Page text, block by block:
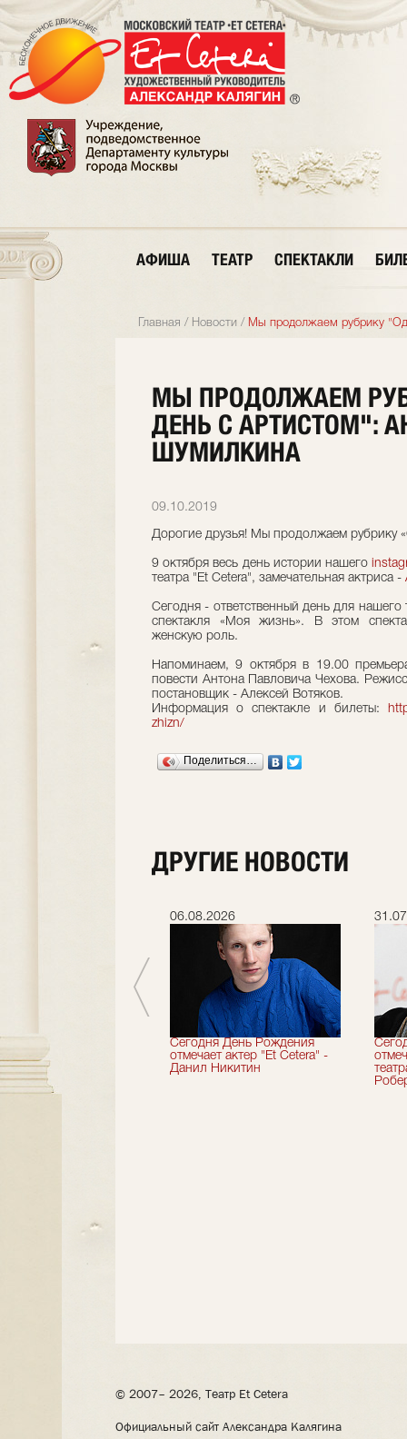
АФИША ТЕАТР СПЕКТАКЛИ
Главная / Новости / Мы продолжаем рубрику
МЫ ПРОДОЛЖАЕМ
ДЕНЬ С АРТИСТОМ":
ШУМИЛКИНА
09.10.2019
Дорогие друзья! Мы продолжаем рубрику
9 октября весь день истории нашего
театра "Et Cetera", замечательная актриса -
Сегодня - ответственный день для нашего
спектакля «Моя жизнь». В этом
женскую роль. ⠀
Напоминаем, 9 октября в 19.00
повести Антона Павловича Чехова.
постановщик - Алексей Вотяков. ⠀
Информация о спектакле и билеты:
zhizn/
Поделиться…
ДРУГИЕ НОВОСТИ
сезон!
06.08.2026
Сегодня День Рождения
отмечает актер "Et Cetera" -
Данил Никитин
© 2007– 2026, Театр Et Cetera
Официальный сайт Александра Калягина